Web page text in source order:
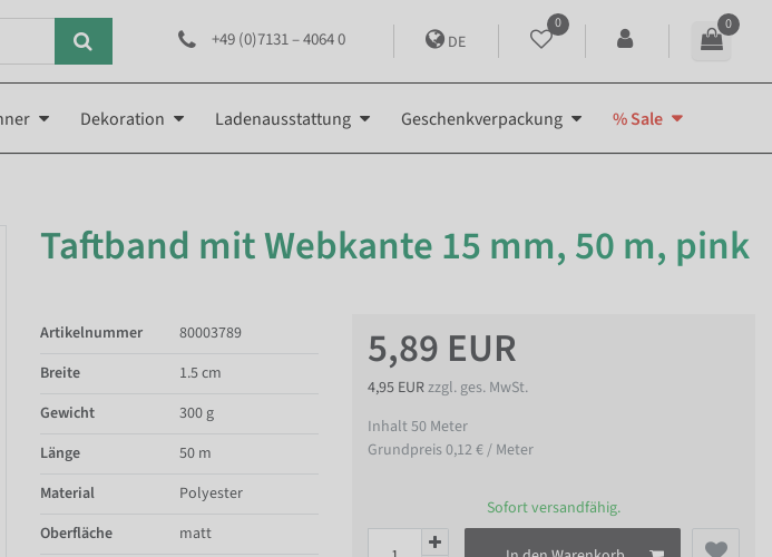
+49 (0)7131 – 4064 0 DE
0 0
Dekoration Ladenausstattung Geschenkverpackung % Sale
Taftband mit Webkante 15 mm, 50 m, pink
5,89 EUR
4,95 EURzzgl. ges. MwSt.
Inhalt50 Meter
Grundpreis0,12 € / Meter
Sofort versandfähig.
Artikelnummer
80003789
Breite
1.5 cm
Gewicht
300 g
Länge
50 m
Material
Polyester
Oberfläche
matt